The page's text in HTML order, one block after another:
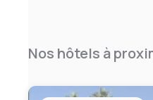
Nos hôtels à